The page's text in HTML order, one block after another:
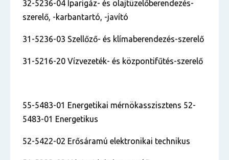
32-5236-04 Iparigáz- és olajtüzelőberendezés-
szerelő, -karbantartó, -javító
31-5236-03 Szellőző- és klímaberendezés-szerelő
31-5216-20 Vízvezeték- és központifűtés-szerelő
55-5483-01 Energetikai mérnökasszisztens 52-
5483-01 Energetikus
52-5422-02 Erősáramú elektronikai technikus